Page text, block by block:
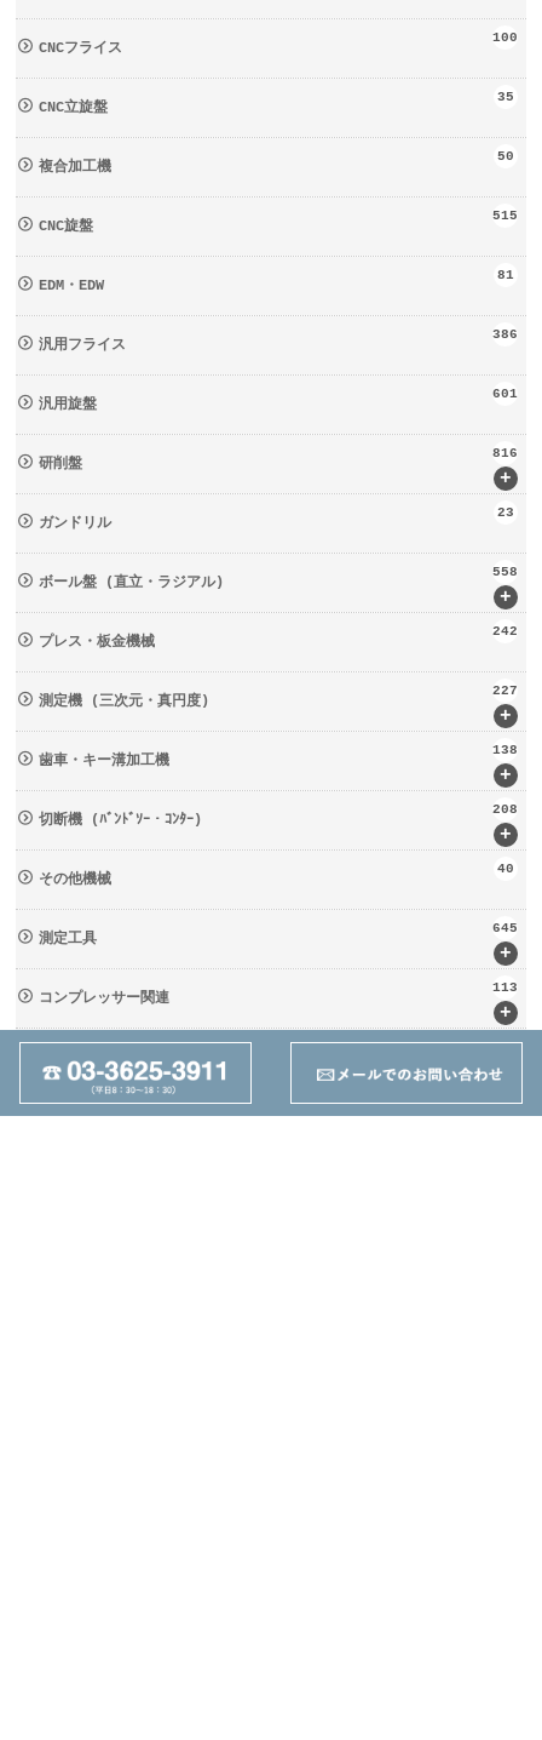
CNCフライス
100
CNC立旋盤
35
複合加工機
50
CNC旋盤
515
EDM・EDW
81
汎用フライス
386
汎用旋盤
601
+
研削盤
816
ガンドリル
23
+
ボール盤 (直立・ラジアル)
558
プレス・板金機械
242
+
測定機 (三次元・真円度)
227
+
歯車・キー溝加工機
138
+
切断機 (ﾊﾞﾝﾄﾞｿｰ・ｺﾝﾀｰ)
208
その他機械
40
+
測定工具
645
+
コンプレッサー関連
113
+
輸送・荷役機械 (ﾘﾌﾀｰ・台車)
133
周辺工具(定盤・バイス)
237